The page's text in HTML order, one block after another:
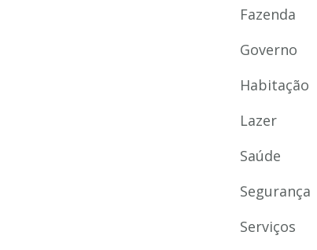
Fazenda
Governo
Habitação
Lazer
Saúde
Segurança
Serviços